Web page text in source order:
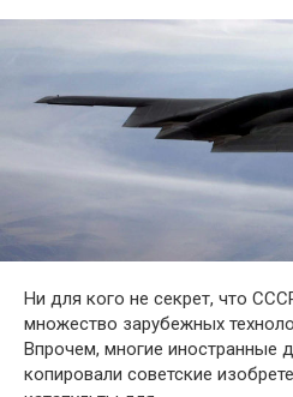
Ни для кого не секрет, что
множество зарубежных
Впрочем, многие иностранные
копировали советские